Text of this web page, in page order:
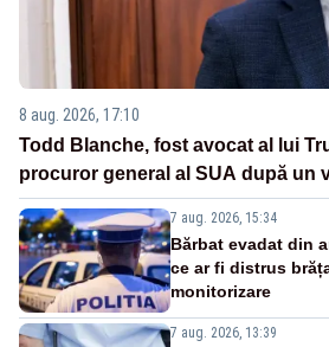
8 aug. 2026, 17:10
Todd Blanche, fost avocat al lui
procuror general al SUA după un
7 aug. 2026, 15:34
Bărbat evadat din
ce ar fi distrus
monitorizare
7 aug. 2026, 13:39